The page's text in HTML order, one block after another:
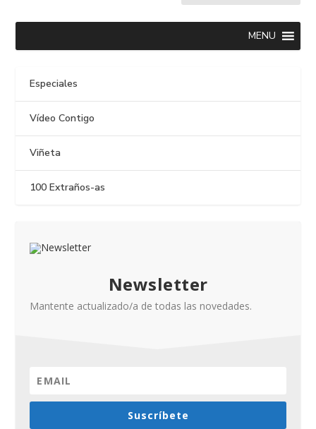
MENU
Especiales
Vídeo Contigo
Viñeta
100 Extraños-as
Newsletter
Mantente actualizado/a de todas las novedades.
Suscríbete